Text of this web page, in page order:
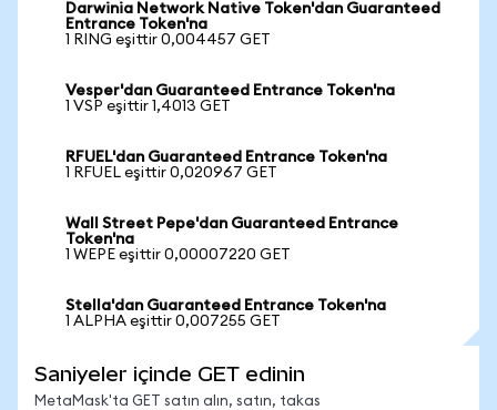
Darwinia Network Native Token'dan Guaranteed
Entrance Token'na
1 RING eşittir 0,004457 GET
Vesper'dan Guaranteed Entrance Token'na
1 VSP eşittir 1,4013 GET
RFUEL'dan Guaranteed Entrance Token'na
1 RFUEL eşittir 0,020967 GET
Wall Street Pepe'dan Guaranteed Entrance
Token'na
1 WEPE eşittir 0,00007220 GET
Stella'dan Guaranteed Entrance Token'na
1 ALPHA eşittir 0,007255 GET
Saniyeler içinde GET edinin
MetaMask'ta GET satın alın, satın, takas